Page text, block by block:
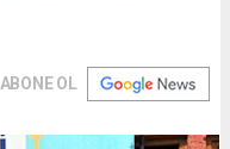
ABONE OL